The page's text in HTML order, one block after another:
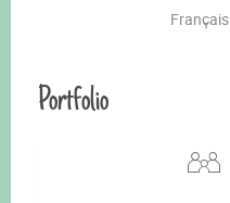
Français
Portfolio